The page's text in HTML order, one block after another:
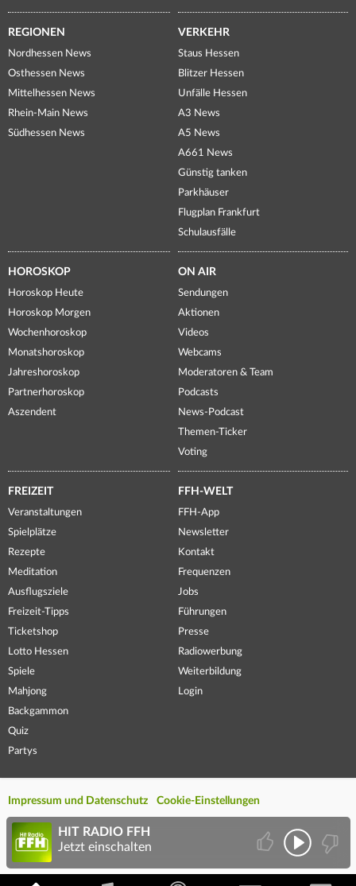
REGIONEN
Nordhessen News
Osthessen News
Mittelhessen News
Rhein-Main News
Südhessen News
VERKEHR
Staus Hessen
Blitzer Hessen
Unfälle Hessen
A3 News
A5 News
A661 News
Günstig tanken
Parkhäuser
Flugplan Frankfurt
Schulausfälle
HOROSKOP
Horoskop Heute
Horoskop Morgen
Wochenhoroskop
Monatshoroskop
Jahreshoroskop
Partnerhoroskop
Aszendent
ON AIR
Sendungen
Aktionen
Videos
Webcams
Moderatoren & Team
Podcasts
News-Podcast
Themen-Ticker
Voting
FREIZEIT
Veranstaltungen
Spielplätze
Rezepte
Meditation
Ausflugsziele
Freizeit-Tipps
Ticketshop
Lotto Hessen
Spiele
Mahjong
Backgammon
Quiz
Partys
FFH-WELT
FFH-App
Newsletter
Kontakt
Frequenzen
Jobs
Führungen
Presse
Radiowerbung
Weiterbildung
Login
Impressum und Datenschutz Cookie-Einstellungen
HIT RADIO FFH
Jetzt einschalten